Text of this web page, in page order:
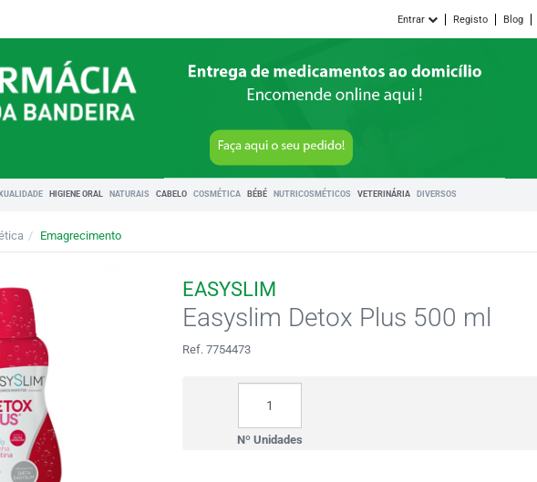
Entrar Registo Blog
HIGIENE ORAL NATURAIS CABELO COSMÉTICA BÉBÉ NUTRICOSMÉTICOS VETERINÁRIA DIVERSOS
Emagrecimento
EASYSLIM
Easyslim Detox Plus 500 ml
Ref. 7754473
Nº Unidades